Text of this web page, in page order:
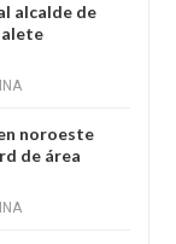
alcalde de
noroeste
de área